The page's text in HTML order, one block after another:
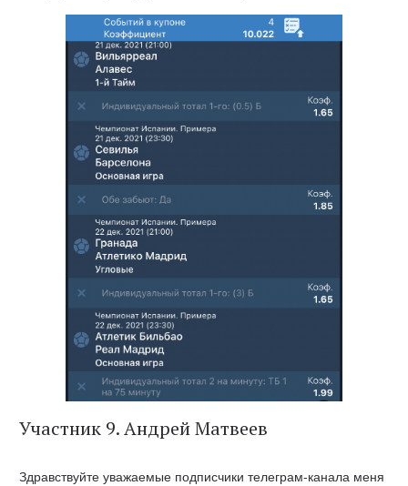
Участник 9. Андрей Матвеев
Здравствуйте уважаемые подписчики телеграм-канала меня